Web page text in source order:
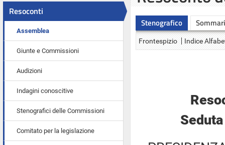
Resoconti
Assemblea
Giunte e Commissioni
Audizioni
Indagini conoscitive
Stenografici delle Commissioni
Comitato per la legislazione
Stenografico
Frontespizio Indice